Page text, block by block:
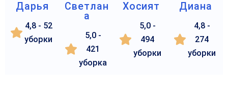
Дарья
4,8 - 52
уборки
Светлан
а
5,0 -
421
уборка
Хосият
5,0 -
494
уборки
Диана
4,8 -
274
уборки